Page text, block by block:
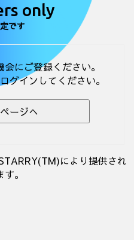
only
です
にご登録ください。
グインしてください。
ージへ
により提供され
。